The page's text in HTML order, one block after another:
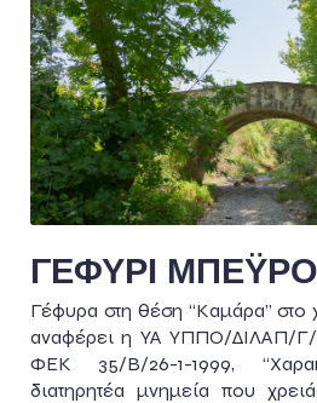
ΓΕΦΥΡΙ
Γέφυρα στη θέση “Καμάρα”
αναφέρει η ΥΑ ΥΠΠΟ/ΔΙΛΑΠ/Γ/
ΦΕΚ 35/Β/26-1-1999,
διατηρητέα μνημεία που